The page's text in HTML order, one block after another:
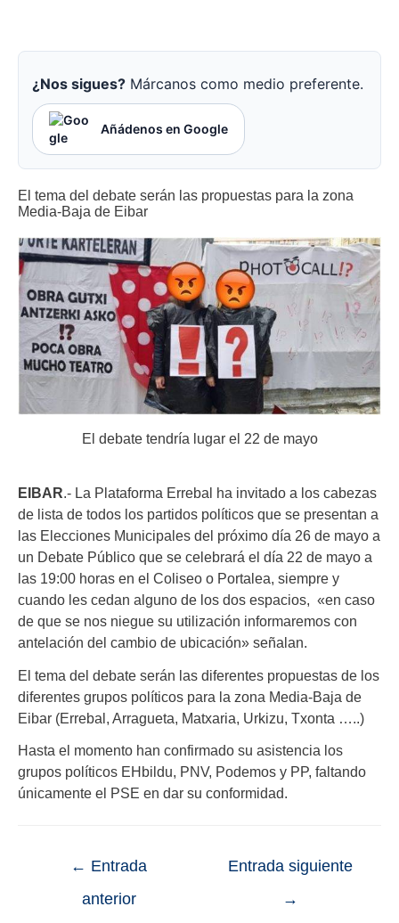
¿Nos sigues? Márcanos como medio preferente.
Añádenos en Google
El tema del debate serán las propuestas para la zona
Media-Baja de Eibar
El debate tendría lugar el 22 de mayo
EIBAR.- La Plataforma Errebal ha invitado a los cabezas
de lista de todos los partidos políticos que se presentan a
las Elecciones Municipales del próximo día 26 de mayo a
un Debate Público que se celebrará el día 22 de mayo a
las 19:00 horas en el Coliseo o Portalea, siempre y
cuando les cedan alguno de los dos espacios, «en caso
de que se nos niegue su utilización informaremos con
antelación del cambio de ubicación» señalan.
El tema del debate serán las diferentes propuestas de los
diferentes grupos políticos para la zona Media-Baja de
Eibar (Errebal, Arragueta, Matxaria, Urkizu, Txonta …..)
Hasta el momento han confirmado su asistencia los
grupos políticos EHbildu, PNV, Podemos y PP, faltando
únicamente el PSE en dar su conformidad.
← Entrada
anterior
Entrada siguiente
→